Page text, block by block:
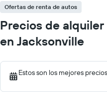
Ofertas de renta de autos
Precios de
en Jacksonville
Estos son los mejores